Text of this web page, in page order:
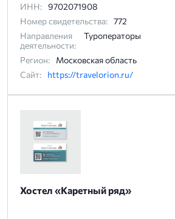
ИНН: 9702071908
Номер свидетельства: 772
Направления
деятельности:
Туроператоры
Регион:
Московская область
Сайт:
https://travelorion.ru/
Хостел «Каретный ряд»